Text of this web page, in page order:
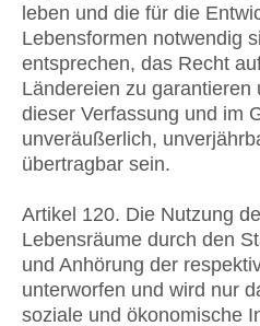
leben und die für die
Lebensformen notwendig
entsprechen, das Recht
Ländereien zu
dieser Verfassung und im
unveräußerlich,
übertragbar sein.
Artikel 120. Die Nutzung
Lebensräume durch den
und Anhörung der
unterworfen und wird nur
soziale und ökonomische